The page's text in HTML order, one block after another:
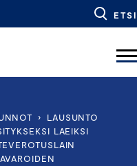
ETSI
›
LAUSUNTO
LAEIKSI